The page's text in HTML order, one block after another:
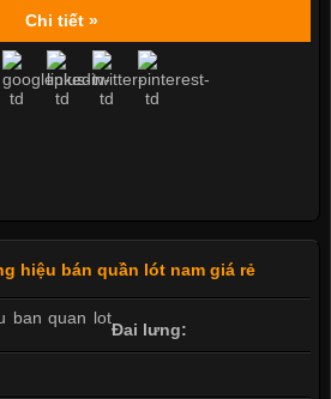
Chi tiết »
hiệu bán quần lót nam giá rẻ
Đai lưng: